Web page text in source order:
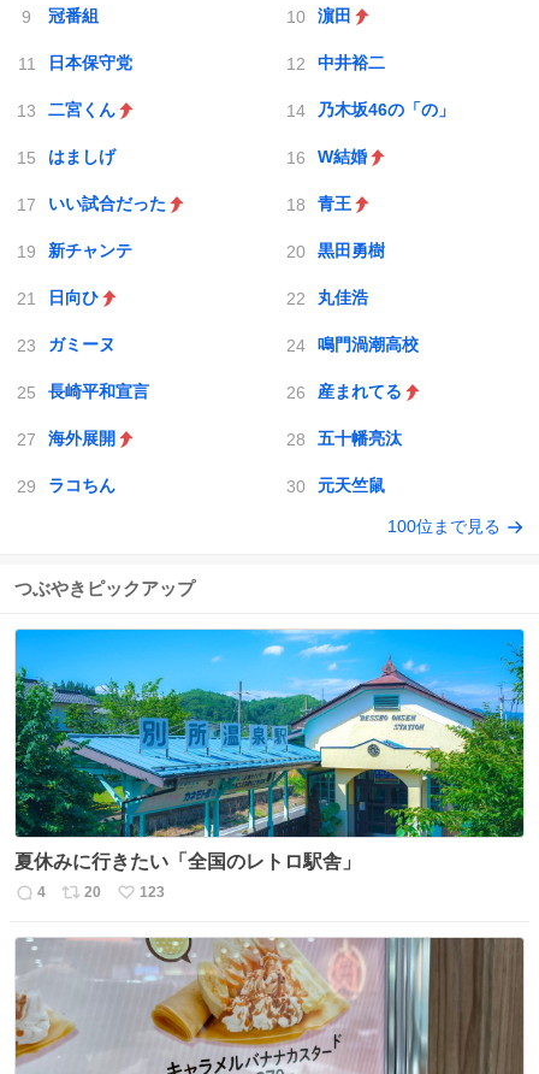
冠番組 濵田
日本保守党 中井裕二
二宮くん 乃木坂46の「の」
はましげ W結婚
いい試合だった 青王
新チャンテ 黒田勇樹
日向ひ 丸佳浩
ガミーヌ 鳴門渦潮高校
長崎平和宣言 産まれてる
海外展開 五十幡亮汰
ラコちん 元天竺鼠
100位まで見る
つぶやきピックアップ
夏休みに行きたい「全国のレトロ駅舎」
返
4
リ
20
い
数
123